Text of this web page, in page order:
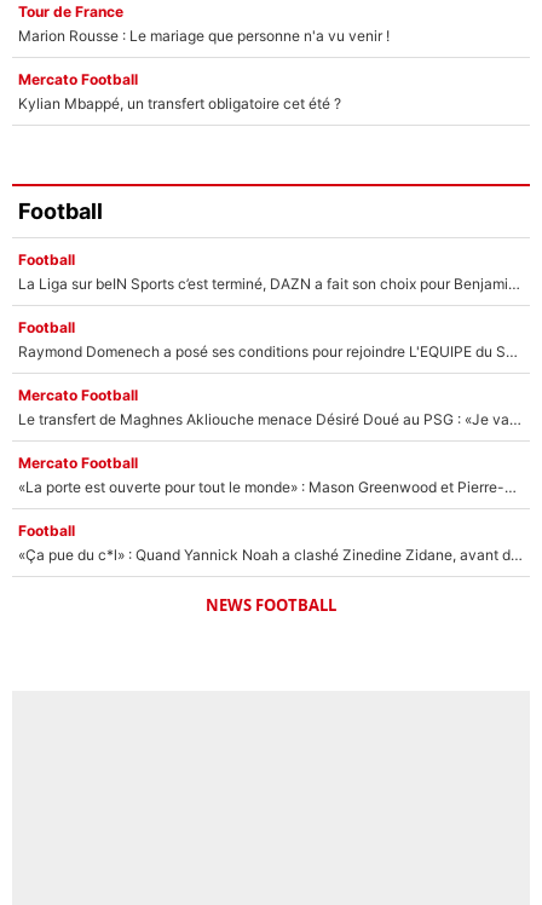
Tour de France
Marion Rousse : Le mariage que personne n'a vu venir !
Mercato Football
Kylian Mbappé, un transfert obligatoire cet été ?
Football
Football
La Liga sur beIN Sports c’est terminé, DAZN a fait son choix pour Benjamin Da Silva et Omar Da Fonseca !
Football
Raymond Domenech a posé ses conditions pour rejoindre L'EQUIPE du Soir : Il refuse de faire l'émission avec un autre chroniqueur !
Mercato Football
Le transfert de Maghnes Akliouche menace Désiré Doué au PSG : «Je valide à 200%»
Mercato Football
«La porte est ouverte pour tout le monde» : Mason Greenwood et Pierre-Emerick Aubameyang ont quitté l'OM, Amine Gouiri balance sur la suite du mercato et sur la réaction du vestiaire !
Football
«Ça pue du c*l» : Quand Yannick Noah a clashé Zinedine Zidane, avant de se faire recadrer par le nouveau sélectionneur de l'équipe de France !
NEWS FOOTBALL